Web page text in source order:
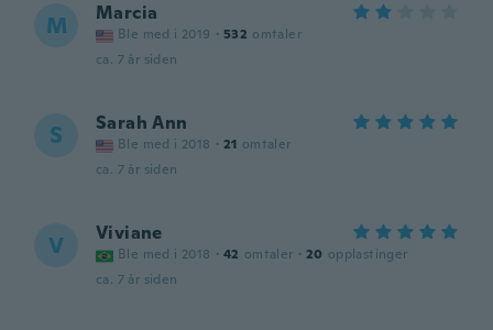
M Marcia
Ble med i 2019 · 532 omtaler
ca. 7 år siden
S Sarah Ann
Ble med i 2018 · 21 omtaler
ca. 7 år siden
V Viviane
Ble med i 2018 · 42 omtaler · 20 opplastinger
ca. 7 år siden